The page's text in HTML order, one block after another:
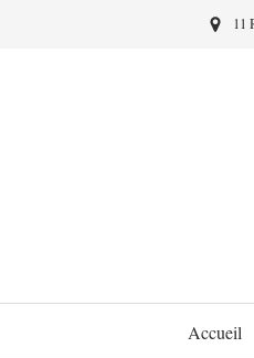
11
Accueil